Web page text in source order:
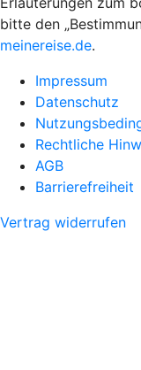
bitte den
meinereise.de.
Impressum
Datenschutz
Rechtliche
AGB
Barrierefreiheit
Vertrag widerrufen